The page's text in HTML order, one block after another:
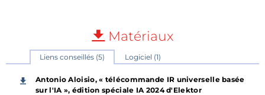
Matériaux
Liens conseillés (5) Logiciel (1)
Antonio Aloisio, « télécommande IR universelle basée
sur l'IA », édition spéciale IA 2024 d'Elektor